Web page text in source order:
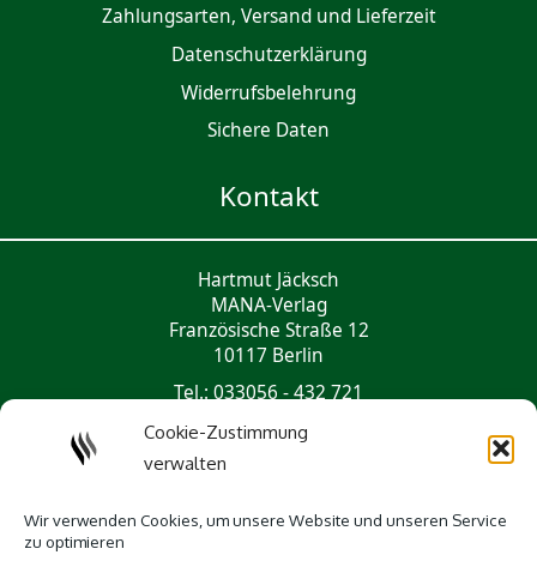
Cookie-Zustimmung
verwalten
Wir verwenden Cookies, um unsere Website und unseren Service
zu optimieren
Zahlungsarten, Versand und Lieferzeit
Daten­schutz­er­klärung
Widerrufsbelehrung
Sichere Daten
Kontakt
Hartmut Jäcksch
MANA-Verlag
Französische Straße 12
10117 Berlin
Tel.: 033056 - 432 721
Social Media